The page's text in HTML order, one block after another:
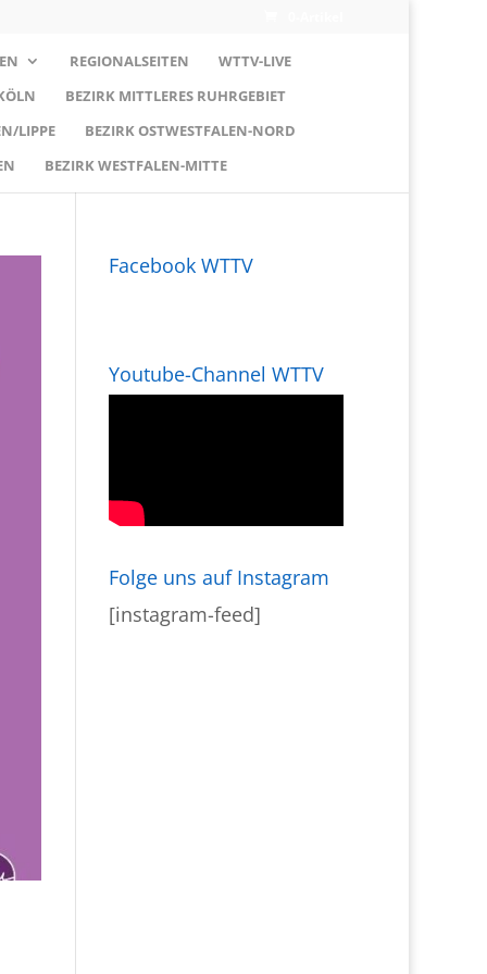
REGIONALSEITEN
WTTV-LIVE
BEZIRK MITTLERES RUHRGEBIET
LIPPE
BEZIRK OSTWESTFALEN-NORD
BEZIRK WESTFALEN-MITTE
Facebook WTTV
Youtube-Channel WTTV
Folge uns auf Instagram
[instagram-feed]